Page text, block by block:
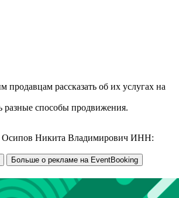
рассказать об их услугах на
разные способы продвижения.
Осипов Никита Владимирович ИНН:
Больше о рекламе на EventBooking